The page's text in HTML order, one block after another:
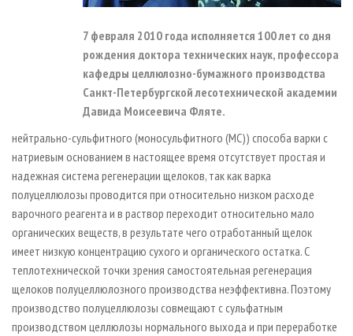
7 февраля 2010 года исполняется 100 лет со дня
рождения доктора технических наук, профессора
кафедры целлюлозно-бумажного производства
Санкт-Петербургской лесотехнической академии
Давида Моисеевича Фляте.
нейтрально-сульфитного (моносульфитного (МС)) способа варки с
натриевым основанием в настоящее время отсутствует простая и
надежная система регенерации щелоков, так как варка
полуцеллюлозы проводится при относительно низком расходе
варочного реагента и в раствор переходит относительно мало
органических веществ, в результате чего отработанный щелок
имеет низкую концентрацию сухого и органического остатка. С
теплотехнической точки зрения самостоятельная регенерация
щелоков полуцеллюлозного производства неэффективна. Поэтому
производство полуцеллюлозы совмещают с сульфатным
производством целлюлозы нормального выхода и при переработке